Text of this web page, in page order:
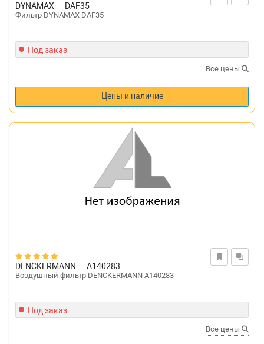
DYNAMAX DAF35
Фильтр DYNAMAX DAF35
Под заказ
Все цены
Цены и наличие
DENCKERMANN A140283
Воздушный фильтр DENCKERMANN A140283
Под заказ
Все цены